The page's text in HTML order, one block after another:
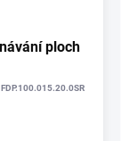
ploch
FDP.100.015.20.0SR